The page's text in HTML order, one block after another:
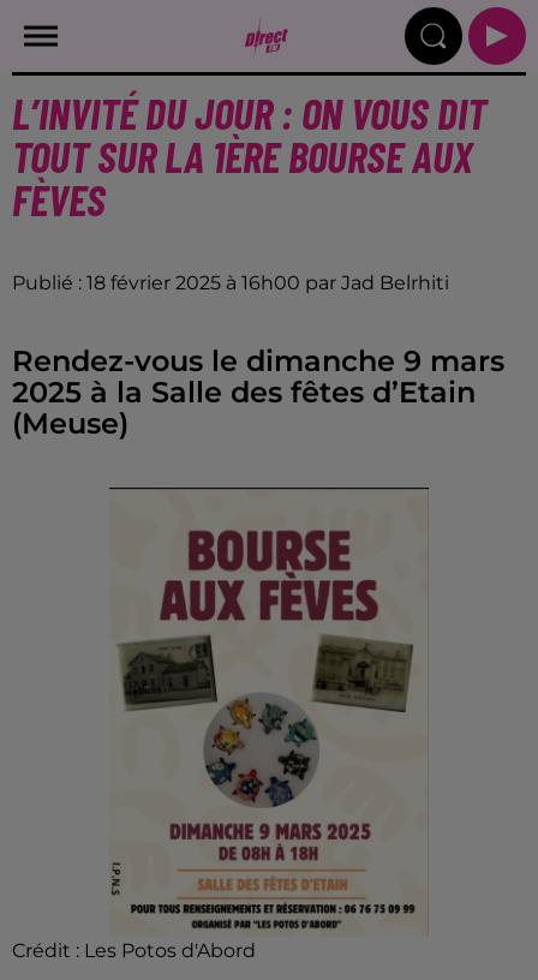
L’INVITÉ DU JOUR : ON VOUS DIT
TOUT SUR LA 1ÈRE BOURSE AUX
FÈVES
Publié : 18 février 2025 à 16h00 par Jad Belrhiti
Rendez-vous le dimanche 9 mars
2025 à la Salle des fêtes d’Etain
(Meuse)
Crédit : Les Potos d'Abord